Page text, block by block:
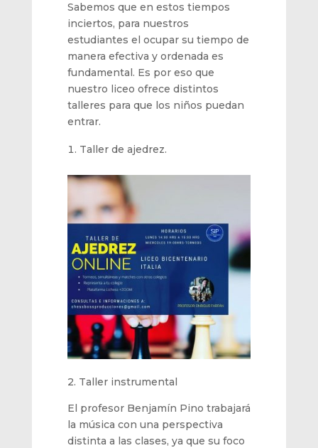
Sabemos que en estos tiempos
inciertos, para nuestros
estudiantes el ocupar su tiempo de
manera efectiva y ordenada es
fundamental. Es por eso que
nuestro liceo ofrece distintos
talleres para que los niños puedan
entrar.
Taller de ajedrez.
2. Taller instrumental
El profesor Benjamín Pino trabajará
la música con una perspectiva
distinta a las clases, ya que su foco